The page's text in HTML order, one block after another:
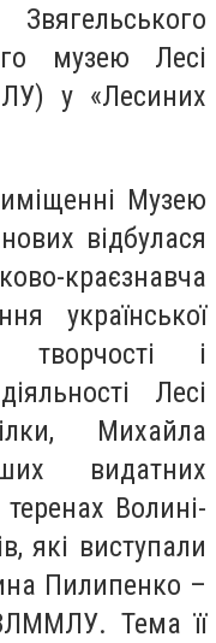
музею Лесі
у «Лесиних
Музею
відбулася
краєзнавча
української
творчості і
Лесі
Михайла
видатних
Волині-
які виступали
Пилипенко –
Тема її